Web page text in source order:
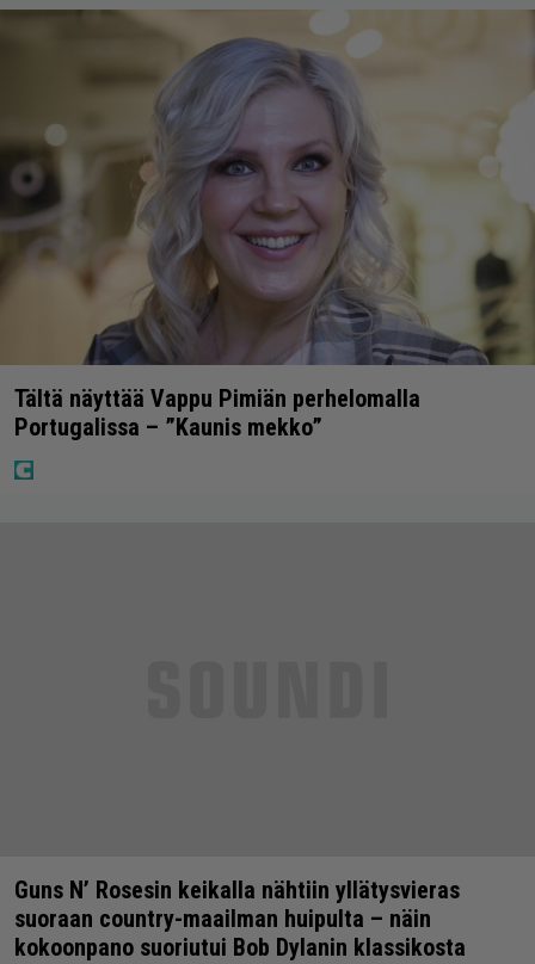
Tältä näyttää Vappu Pimiän perhelomalla
Portugalissa – ”Kaunis mekko”
Guns N’ Rosesin keikalla nähtiin yllätysvieras
suoraan country-maailman huipulta – näin
kokoonpano suoriutui Bob Dylanin klassikosta